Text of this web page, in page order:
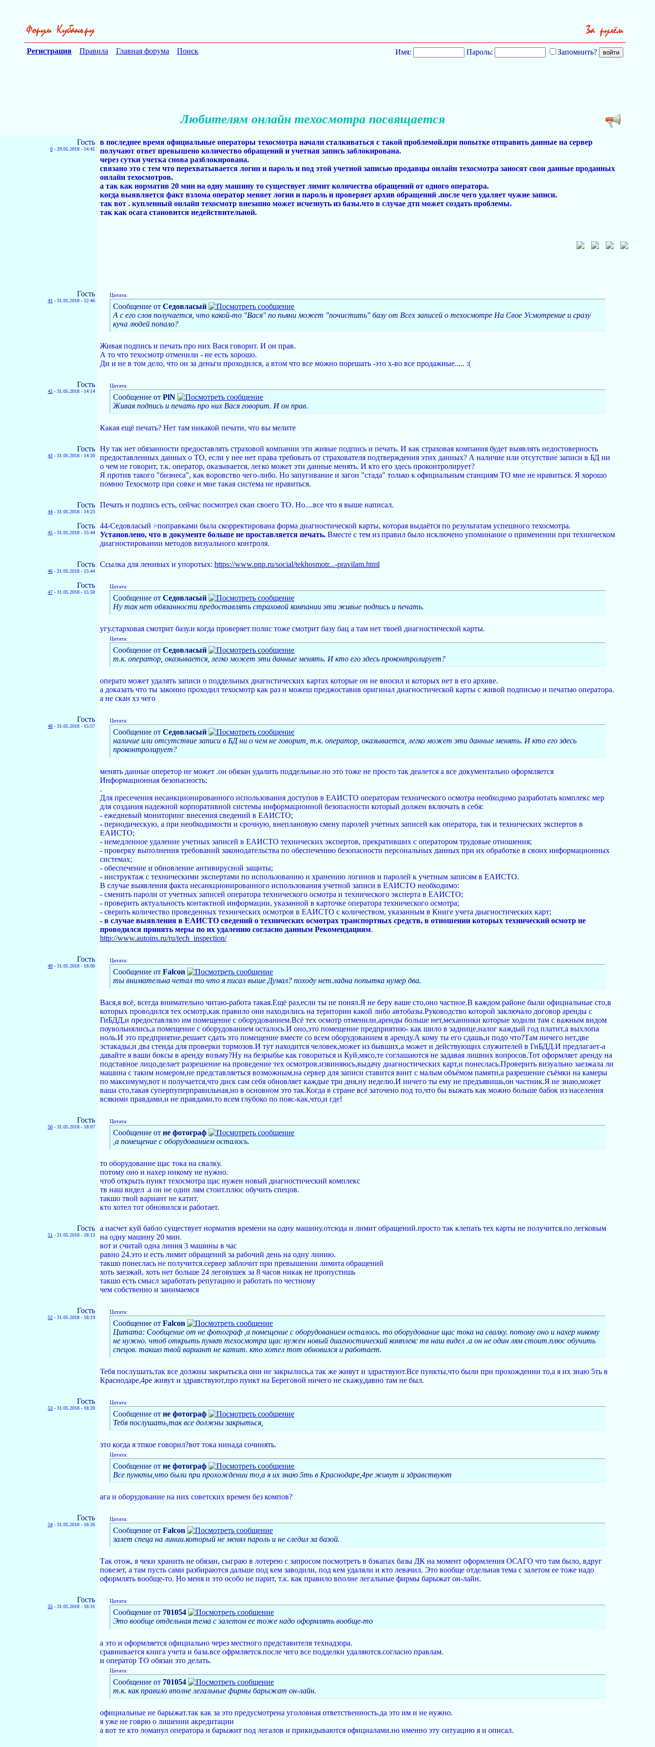
Регистрация Правила Главная форума Поиск Имя: Пароль: Запомнить?
Любителям онлайн техосмотра посвящается
Гость
0 - 29.05.2018 - 14:41
в последнее время официальные операторы техосмотра начали сталкиваться с такой проблемой.при попытке отправить данные на сервер
получают ответ превышено количество обращений и учетная запись заблокирована.
через сутки учетка снова разблокирована.
связано это с тем что перехватывается логин и пароль и под этой учетной записью продавцы онлайн техосмотра заносят свои данные проданных
онлайн техосмотров.
а так как норматив 20 мин на одну машину то существует лимит количества обращений от одного оператора.
когда выявляется факт взлома оператор меняет логин и пароль и проверяет архив обращений .после чего удаляет чужие записи.
так вот . купленный онлайн техосмотр внезапно может исчезнуть из базы.что в случае дтп может создать проблемы.
так как осага становится недействительной.
Гость
41 - 31.05.2018 - 12:46
Цитата:
Сообщение от Седовласый
А с его слов получается, что какой-то "Вася" по пьяни может "почистить" базу от Всех записей о техосмотре На Свое Усмотрение и сразу
куча людей попало?
Живая подпись и печать про них Вася говорит. И он прав.
А то что техосмотр отменили - не есть хорошо.
Ди и не в том дело, что он за деньги проходился, а втом что все можно порешать -это х-во все продажные..... :(
Гость
42 - 31.05.2018 - 14:14
Цитата:
Сообщение от PlN
Живая подпись и печать про них Вася говорит. И он прав.
Какая ещё печать? Нет там никакой печати, что вы мелите
Гость
43 - 31.05.2018 - 14:20
Ну так нет обязанности предоставлять страховой компании эти живые подпись и печать. И как страховая компания будет выявлять недостоверность
предоставленных данных о ТО, если у нее нет права требовать от страхователя подтверждения этих данных? А наличие или отсутствие записи в БД ни
о чем не говорит, т.к. оператор, оказывается, легко может эти данные менять. И кто его здесь проконтролирует?
Я против такого "бизнеса", как воровство чего-либо. Но запугивание и загон "стада" только к официальным станциям ТО мне не нравиться. Я хорошо
помню Техосмотр при совке и мне такая система не нравиться.
Гость
44 - 31.05.2018 - 14:23
Печать и подпись есть, сейчас посмотрел скан своего ТО. Но....все что я выше написал.
Гость
45 - 31.05.2018 - 15:44
44-Седовласый >поправками была скорректирована форма диагностической карты, которая выдаётся по результатам успешного техосмотра.
Установлено, что в документе больше не проставляется печать. Вместе с тем из правил было исключено упоминание о применении при техническом
диагностировании методов визуального контроля.
Гость
46 - 31.05.2018 - 15:44
Ссылка для ленивых и упоротых: https://www.pnp.ru/social/tekhosmotr...-pravilam.html
Гость
47 - 31.05.2018 - 15:50
Цитата:
Сообщение от Седовласый
Ну так нет обязанности предоставлять страховой компании эти живые подпись и печать.
угу.старховая смотрит базу.и когда проверяет полис тоже смотрит базу бац а там нет твоей диагностической карты.
Цитата:
Сообщение от Седовласый
т.к. оператор, оказывается, легко может эти данные менять. И кто его здесь проконтролирует?
операто может удалять записи о поддельных диагнстических картах которые он не вносил и которых нет в его архиве.
а доказать что ты законно проходил техосмотр как раз и можеш преджоставив оригинал диагностической карты с живой подписью и печатью оператора.
а не скан хз чего
Гость
48 - 31.05.2018 - 15:57
Цитата:
Сообщение от Седовласый
наличие или отсутствие записи в БД ни о чем не говорит, т.к. оператор, оказывается, легко может эти данные менять. И кто его здесь
проконтролирует?
менять данные оперетор не может .он обязан удалить поддельные.но это тоже не просто так деалется а все документально оформляется
Информационная безопасность:
.
Для пресечения несанкционированного использования доступов в ЕАИСТО операторам технического осмотра необходимо разработать комплекс мер
для создания надежной корпоративной системы информационной безопасности который должен включать в себя:
- ежедневый мониторинг внесения сведений в ЕАИСТО;
- периодическую, а при необходимости и срочную, внеплановую смену паролей учетных записей как оператора, так и технических экспертов в
ЕАИСТО;
- немедленное удаление учетных записей в ЕАИСТО технических экспертов, прекративших с оператором трудовые отношения;
- проверку выполнения требований законодательства по обеспечению безопасности персональных данных при их обработке в своих информационных
системах;
- обеспечение и обновление антивирусной защиты;
- инструктаж с техническими экспертами по использованию и хранению логинов и паролей к учетным записям в ЕАИСТО.
В случае выявления факта несанкционированного использования учетной записи в ЕАИСТО необходимо:
- сменить пароли от учетных записей оператора технического осмотра и технического эксперта в ЕАИСТО;
- проверить актуальность контактной информации, указанной в карточке оператора технического осмотра;
- сверить количество проведенных технических осмотров в ЕАИСТО с количеством, указанным в Книге учета диагностических карт;
- в случае выявления в ЕАИСТО сведений о технических осмотрах транспортных средств, в отношении которых технический осмотр не
проводился принять меры по их удалению согласно данным Рекомендациям.
http://www.autoins.ru/ru/tech_inspection/
Гость
49 - 31.05.2018 - 18:00
Цитата:
Сообщение от Falcon
ты внимательна четал то что я писал выше Думал? походу нет.ладна попытка нумер два.
Вася,я всё, всегда внимательно читаю-работа такая.Ещё раз,если ты не понял.Я не беру ваше сто,оно частное.В каждом районе были официальные сто,в
которых проводился тех осмотр,как правило они находились на територии какой либо автобазы.Руководство которой заключало договор аренды с
ГиБДД,и предоставляло им помещение с оборудованием.Всё тех осмотр отменили,аренды больше нет,механники которые ходили там с важным видом
поувольнялись,а помещение с оборудованием осталось.И оно,это помещение предприятию- как шило в заднице,налог каждый год платит,а выхлопа
ноль.И это предприятие,решает сдать это помещение вместе со всем оборудованием в аренду.А кому ты его сдашь,и подо что?Там ничего нет,две
эстакады,и два стенда для проверки тормозов.И тут находится человек,может из бывших,а может и действующих служителей в ГиБДД.И предлагает-а
давайте я ваши боксы в аренду возьму?Ну на безрыбье как говориться и Куй,мясо,те соглашаются не задавая лишних вопросов.Тот оформляет аренду на
подставное лицо,делает разрешение на проведение тех осмотров,извиняюсь,выдачу диагностических карт,и понеслась.Проверить визуально заезжала ли
машина с таким номером,не представляеться возможным,на сервер для записи ставится винт с малым объёмом памяти,а разрешение съёмки на камеры
по максимуму,вот и получается,что диск сам себя обновляет каждые три дня,ну неделю.И ничего ты ему не предъявишь,он частник.Я не знаю,может
ваша сто,такая суперпуперправильная,но в основном это так.Когда в стране всё заточено под то,что бы выжать как можно больше бабок из населения
всякими правдами,и не правдами,то всем глубоко по пояс-как,что,и где!
Гость
50 - 31.05.2018 - 18:07
Цитата:
Сообщение от не фотограф
,а помещение с оборудованием осталось.
то оборудование щас тока на свалку.
потому оно и нахер никому не нужно.
чтоб открыть пункт техосмотра щас нужен новый диагностический комплекс
тв наш видел .а он не один лям стоит.плюс обучить спецов.
такшо твой вариант не катит.
кто хотел тот обновился и работает.
Гость
51 - 31.05.2018 - 18:13
а насчет куй бабло существует норматив времени на одну машину.отсюда и лимит обращений.просто так клепать тех карты не получится.по легковым
на одну машину 20 мин.
вот и считай одна линия 3 машины в час
равно 24.это и есть лимит обращений за рабочий день на одну линию.
такшо понеслась не получится.сервер заблочит при превышении лимита обращений
хоть заезжай, хоть нет больше 24 леговушек за 8 часов никак не пропустишь
такшо есть смысл заработать репутацию и работать по честному
чем собственно и занимаемся
Гость
52 - 31.05.2018 - 18:19
Цитата:
Сообщение от Falcon
Цитата: Сообщение от не фотограф ,а помещение с оборудованием осталось. то оборудование щас тока на свалку. потому оно и нахер никому
не нужно. чтоб открыть пункт техосмотра щас нужен новый диагностический комплекс тв наш видел .а он не один лям стоит.плюс обучить
спецов. такшо твой вариант не катит. кто хотел тот обновился и работает.
Тебя послушать,так все должны закрыться,а они не закрылись,а так же живут и здраствуют.Все пункты,что были при прохождении то,а я их знаю 5ть в
Краснодаре,4ре живут и здравствуют,про пункт на Береговой ничего не скажу,давно там не был.
Гость
53 - 31.05.2018 - 18:20
Цитата:
Сообщение от не фотограф
Тебя послушать,так все должны закрыться,
это когда я тпкое говорил?вот тока нинада сочинять.
Цитата:
Сообщение от не фотограф
Все пункты,что были при прохождении то,а я их знаю 5ть в Краснодаре,4ре живут и здравствуют
ага и оборудование на них советских времен без компов?
Гость
54 - 31.05.2018 - 18:26
Цитата:
Сообщение от Falcon
залет спеца на линии.который не менял пароль и не следил за базой.
Так отож, я чеки хранить не обязан, сыграю в лотерею с запросом посмотреть в бэкапах базы ДК на момент оформления ОСАГО что там было, вдруг
повезет, а там пусть сами разбираются дальше под кем заводили, под кем удаляли и кто левачил. Это вообще отдельная тема с залетом ее тоже надо
оформлять вообще-то. Но меня и это особо не парит, т.к. как правило вполне легальные фирмы барыжат он-лайн.
Гость
55 - 31.05.2018 - 18:31
Цитата:
Сообщение от 701054
Это вообще отдельная тема с залетом ее тоже надо оформлять вообще-то
а это и оформляется официально через местного представителя технадзора.
сравнивается книга учета и база.все офрмляется.после чего все подделки удаляются.согласно правлам.
и оператор ТО обязан это делать.
Цитата:
Сообщение от 701054
т.к. как правило вполне легальные фирмы барыжат он-лайн.
официальные не барыжат.так как за это предусмотрена уголовная ответственность.да это им и не нужно.
я уже не говрю о лишении акредитации
а вот те кто ломанул оператора и барыжит под легалов и прикидываются официалами.но именно эту ситуацию я и описал.